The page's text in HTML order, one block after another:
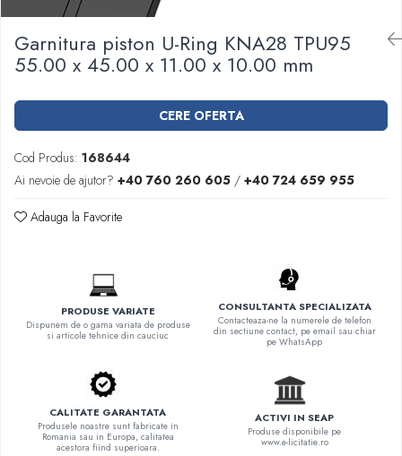
Garnituri racord filetat
Garnituri tip flanse
Pentru etansari cu gauri de trecere a
86071
Pentru flanse plate cu umar (RF) conform
DIN 2690
Garnitura piston U-Ring KNA28 TPU95
55.00 x 45.00 x 11.00 x 10.00 mm
CERE OFERTA
Cod Produs: 168644
Ai nevoie de ajutor? +40 760 260 605 / +40 724 659 955
Adauga la Favorite
PRODUSE VARIATE
Dispunem de o gama variata de produse
si articole tehnice din cauciuc
CONSULTANTA SPECIALIZATA
Contacteaza-ne la numerele de telefon
din sectiune contact, pe email sau chiar
pe WhatsApp
CALITATE GARANTATA
Produsele noastre sunt fabricate in
Romania sau in Europa, calitatea
acestora fiind superioara.
ACTIVI IN SEAP
Produse disponibile pe
www.e-licitatie.ro